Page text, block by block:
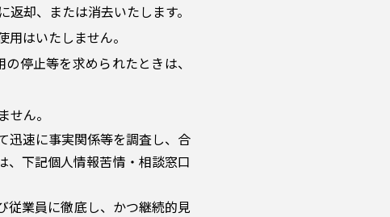
却、または消去いたします。
はいたしません。
停止等を求められたときは、
ん。
迅速に事実関係等を調査し、合
、下記個人情報苦情・相談窓口
従業員に徹底し、かつ継続的見